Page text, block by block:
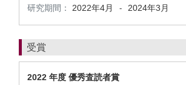
研究期間：
2022年4月 - 2024年3月
受賞
2022 年度 優秀査読者賞